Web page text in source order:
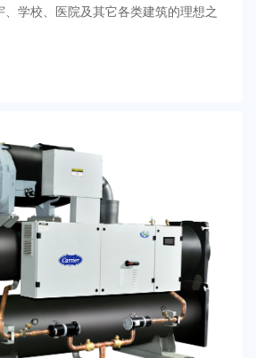
学校、医院及其它各类建筑的理想之